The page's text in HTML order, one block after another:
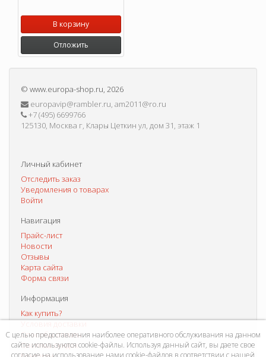
В корзину
Отложить
© www.europa-shop.ru, 2026
europavip@rambler.ru, am2011@ro.ru
+7 (495) 6699766
125130, Москва г, Клары Цеткин ул, дом 31, этаж 1
Личный кабинет
Отследить заказ
Уведомления о товарах
Войти
Навигация
Прайс-лист
Новости
Отзывы
Карта сайта
Форма связи
Информация
Как купить?
Условия доставки
Способы оплаты
Система скидок
С целью предоставления наиболее оперативного обслуживания на данном
сайте используются cookie-файлы. Используя данный сайт, вы даете свое
согласие на использование нами cookie-файлов в соответствии с нашей